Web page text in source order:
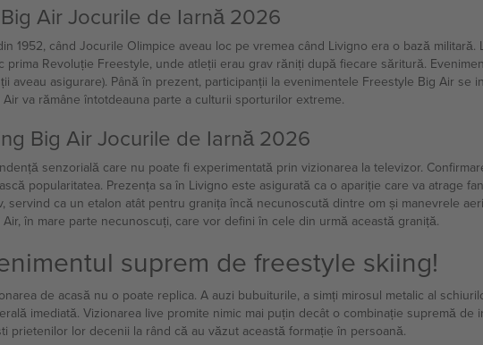
Air Jocurile de Iarnă 2026
1952, când Jocurile Olimpice aveau loc pe vremea când Livigno era o bază
prima Revoluție Freestyle, unde atleții erau grav răniți după fiecare săritură.
aveau asigurare). Până în prezent, participanții la evenimentele Freestyle Big Air
va rămâne întotdeauna parte a culturii sporturilor extreme.
Big Air Jocurile de Iarnă 2026
senzorială care nu poate fi experimentată prin vizionarea la televizor.
popularitatea. Prezența sa în Livigno este asigurată ca o apariție care va atrage
servind ca un etalon atât pentru granița încă necunoscută dintre om și manevrele
în mare parte necunoscuți, care vor defini în cele din urmă această graniță.
suprem de freestyle skiing!
de acasă nu o poate replica. A auzi bubuiturile, a simți mirosul metalic al
imediată. Vizionarea live promite nimic mai puțin decât o combinație supremă de
prietenilor lor decenii la rând că au văzut această formație în persoană.